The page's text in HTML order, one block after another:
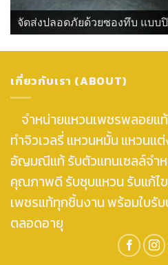
จัดส่งปลอดภัยด้วยซองทึบ แบบ
เกี่ยวกับเรา (ABOUT)
จำหน่ายแหวนเพชรพลอยแ
ทำจิวเวลรี่ แหวนหมั้น แหวนแ
อัญมณีแท้ รับตัวแทนเซลล์จำห
คุณภาพดี รับชุบแหวน รับแก้ไ
เพชรแท้ทุกชิ้นงาน พร้อมใบรั
ตลอดอายุ